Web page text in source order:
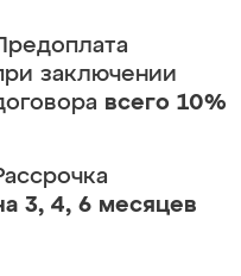
заключении
всего 10%
3, 4, 6 месяцев